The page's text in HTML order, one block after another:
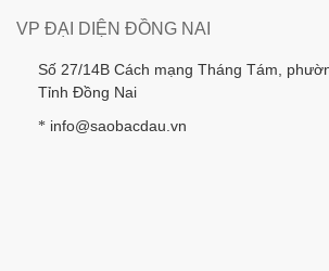
VP ĐẠI DIỆN ĐỒNG NAI
Số 27/14B Cách mạng Tháng Tám,
Tỉnh Đồng Nai
* info@saobacdau.vn